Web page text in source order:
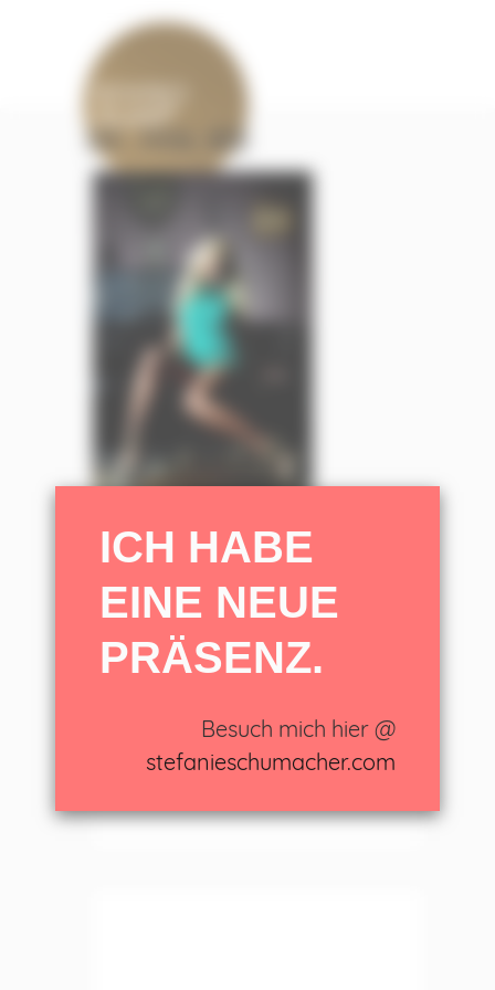
ICH HABE
EINE NEUE
PRÄSENZ.
Besuch mich hier @
stefanieschumacher.com
DSC_3555A_WEB
LEAVE A REPLY